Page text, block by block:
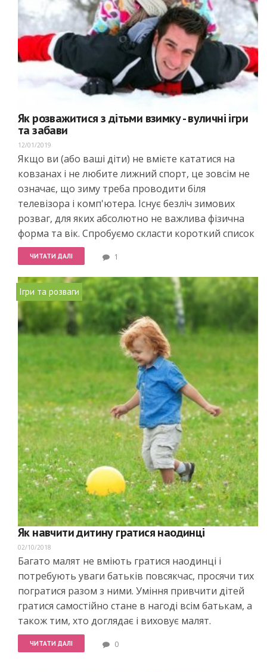
Як розважитися з дітьми взимку - вуличні ігри
та забави
12/01/2019
Якщо ви (або ваші діти) не вмієте кататися на
ковзанах і не любите лижний спорт, це зовсім не
означає, що зиму треба проводити біля
телевізора і комп'ютера. Існує безліч зимових
розваг, для яких абсолютно не важлива фізична
форма та вік. Спробуємо скласти короткий список
ЧИТАТИ ДАЛІ 1
Ігри та розваги
Як навчити дитину гратися наодинці
02/10/2018
Багато малят не вміють гратися наодинці і
потребують уваги батьків повсякчас, просячи тих
погратися разом з ними. Уміння привчити дітей
гратися самостійно стане в нагоді всім батькам, а
також тим, хто доглядає і виховує малят.
ЧИТАТИ ДАЛІ 0